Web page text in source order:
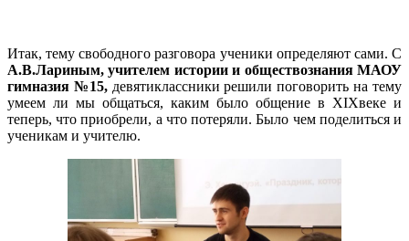
Итак, тему свободного разговора ученики определяют сами. С
А.В.Лариным, учителем истории и обществознания МАОУ
гимназия №15, девятиклассники решили поговорить на тему
умеем ли мы общаться, каким было общение в XIXвеке и
теперь, что приобрели, а что потеряли. Было чем поделиться и
ученикам и учителю.